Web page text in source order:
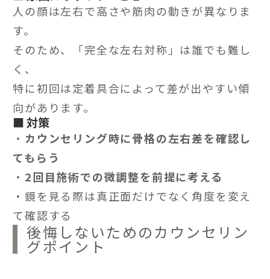
人の顔は左右で高さや筋肉の動きが異なりま
す。
そのため、「完全な左右対称」は誰でも難し
く、
特に初回は定着具合によって差が出やすい傾
向があります。
■ 対策
・ カウンセリング時に骨格の左右差を確認し
てもらう
・ 2回目施術での微調整を前提に考える
・鏡を見る際は真正面だけでなく角度を変え
て確認する
後悔しないためのカウンセリン
グポイント